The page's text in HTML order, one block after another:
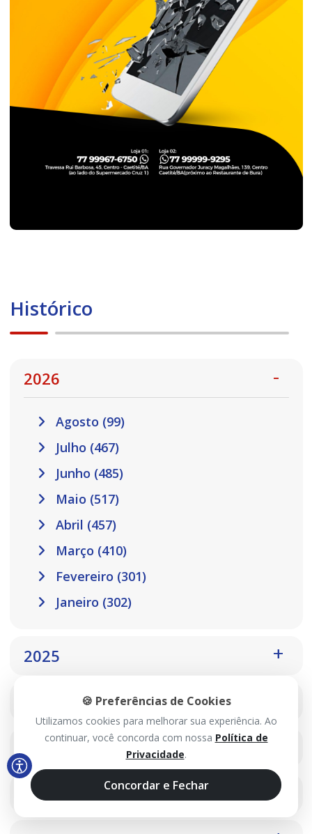
Histórico
2026
Agosto (99)
Julho (467)
Junho (485)
Maio (517)
Abril (457)
Março (410)
Fevereiro (301)
Janeiro (302)
2025
2023
2022
🍪 Preferências de Cookies
Utilizamos cookies para melhorar sua experiência. Ao
continuar, você concorda com nossa Política de
Privacidade.
Concordar e Fechar